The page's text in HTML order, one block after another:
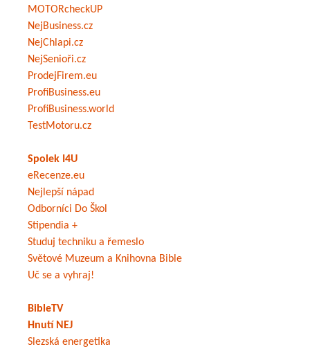
MOTORcheckUP
NejBusiness.cz
NejChlapi.cz
NejSenioři.cz
ProdejFirem.eu
ProfiBusiness.eu
ProfiBusiness.world
TestMotoru.cz
Spolek I4U
eRecenze.eu
Nejlepší nápad
Odborníci Do Škol
Stipendia +
Studuj techniku a řemeslo
Světové Muzeum a Knihovna Bible
Uč se a vyhraj!
BibleTV
Hnutí NEJ
Slezská energetika